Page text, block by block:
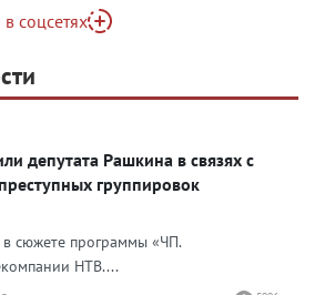
соцсетях
Дзен
депутата Рашкина в связях с
группировок
сюжете программы «ЧП.
НТВ....